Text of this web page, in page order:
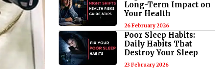
Long-Term Impact on
Your Health
26 February 2026
Poor Sleep Habits:
Daily Habits That
Destroy Your Sleep
23 February 2026